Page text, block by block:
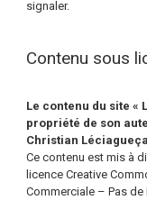
signaler.
Contenu sous
Le contenu du site «
propriété de son
Christian
Ce contenu est mis à
licence Creative
Commerciale – Pas